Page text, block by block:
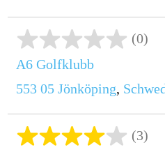
(0)
A6 Golfklubb
553 05 Jönköping,
(3)